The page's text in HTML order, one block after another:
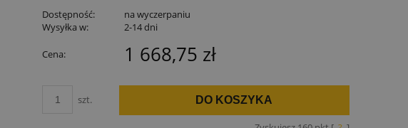
Dostępność:
na wyczerpaniu
Wysyłka w:
2-14 dni
Cena: 1 668,75 zł
szt. DO KOSZYKA